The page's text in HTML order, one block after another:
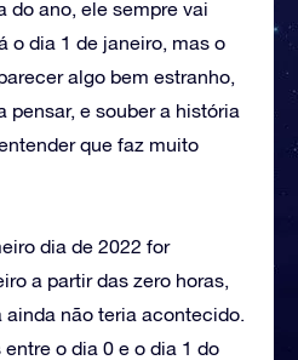
do ano, ele sempre vai
o dia 1 de janeiro, mas o
algo bem estranho,
pensar, e souber a história
que faz muito
dia de 2022 for
a partir das zero horas,
não teria acontecido.
o dia 0 e o dia 1 do